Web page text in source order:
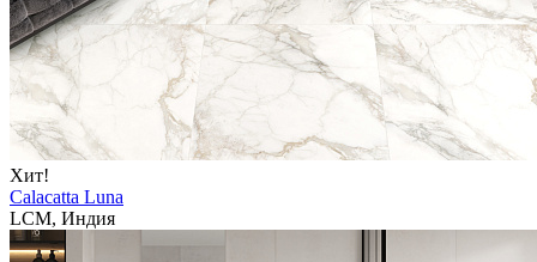
Хит!
Calacatta Luna
LCM, Индия